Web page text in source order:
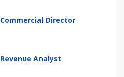
Commercial Director
Revenue Analyst